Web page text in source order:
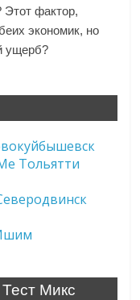
Этот фактор,
экономик, но
ущерб?
Тольятти
Микс